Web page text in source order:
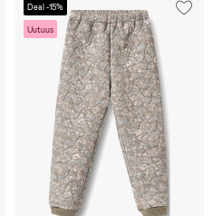
Deal -15%
Uutuus